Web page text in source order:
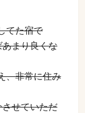
てた宿で
まり良くな
、非常に住み
せていただ